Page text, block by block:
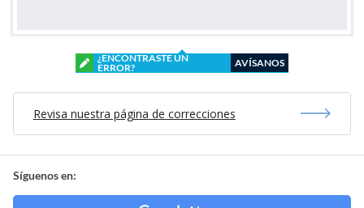
¿ENCONTRASTE UN
ERROR?
AVÍSANOS
Revisa nuestra página de correcciones
Síguenos en: